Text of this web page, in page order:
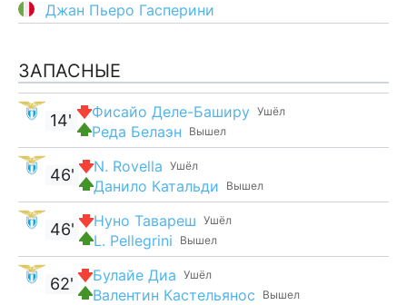
Джан Пьеро Гасперини
ЗАПАСНЫЕ
Ушёл
Фисайо Деле-Баширу
Вышел
Реда Белаэн
14'
Ушёл
N. Rovella
Вышел
Данило Катальди
46'
Ушёл
Нуно Тавареш
Вышел
L. Pellegrini
46'
Ушёл
Булайе Диа
Вышел
Валентин Кастельянос
62'